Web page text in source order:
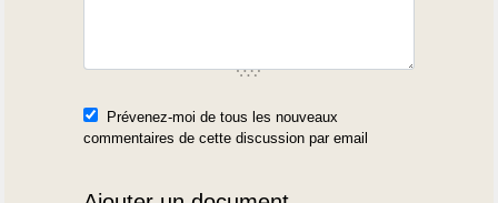
Prévenez-moi de tous les nouveaux
commentaires de cette discussion par email